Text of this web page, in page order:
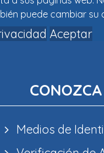
puede cambiar su
Aceptar
Medios de